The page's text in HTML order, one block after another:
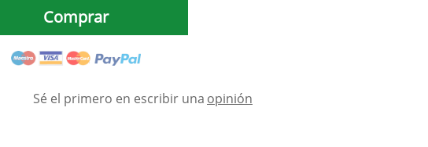
Comprar
Sé el primero en escribir una opinión